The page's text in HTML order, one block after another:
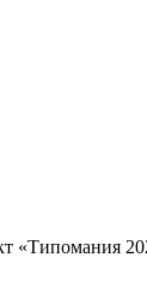
«Типомания